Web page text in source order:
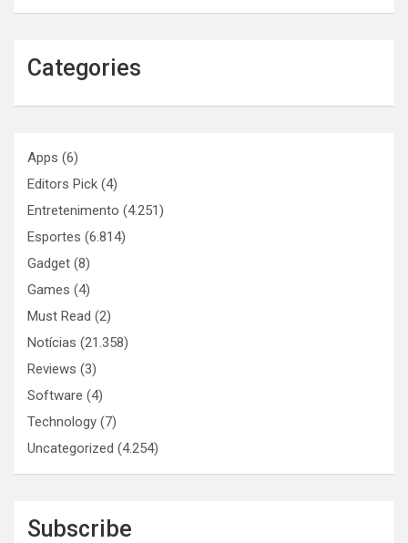
Categories
Apps (6)
Editors Pick (4)
Entretenimento (4.251)
Esportes (6.814)
Gadget (8)
Games (4)
Must Read (2)
Notícias (21.358)
Reviews (3)
Software (4)
Technology (7)
Uncategorized (4.254)
Subscribe